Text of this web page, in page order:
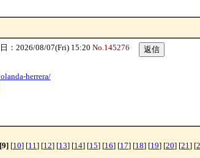
：2026/08/07(Fri) 15:20 No.145276
herrera/
[9] [10] [11 ] [12] [13] [14] [15] [16] [17] [18] [19] [20] [21 ] [